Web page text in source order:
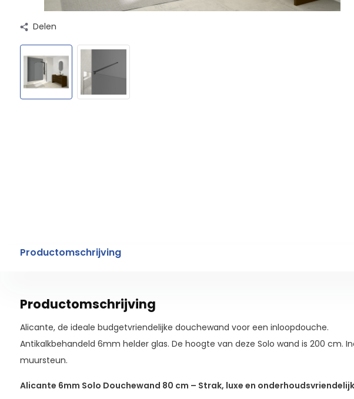
Delen
Productomschrijving
Productomschrijving
Alicante, de ideale budgetvriendelijke douchewand voor een inloopdouche.
Antikalkbehandeld 6mm helder glas. De hoogte van deze Solo wand is 200 cm.
muursteun.
Alicante 6mm Solo Douchewand 80 cm – Strak, luxe en onderhoudsvriendelijk